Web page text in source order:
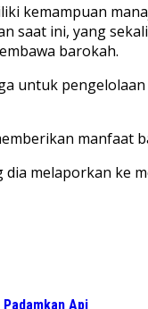
kemampuan
saat ini, yang
barokah.
untuk pengelolaan
manfaat
melaporkan ke
Api